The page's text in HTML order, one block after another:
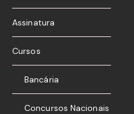
Assinatura
Cursos
Bancária
Concursos Nacionais